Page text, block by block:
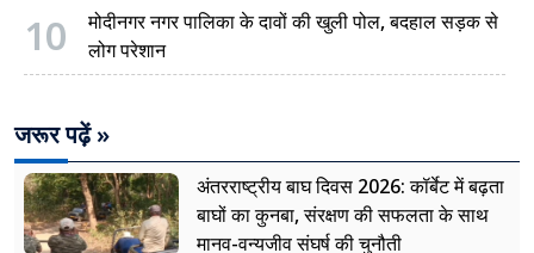
10
मोदीनगर नगर पालिका के दावों की खुली पोल, बदहाल सड़क से
लोग परेशान
जरूर पढ़ें »
अंतरराष्ट्रीय बाघ दिवस 2026: कॉर्बेट में बढ़ता
बाघों का कुनबा, संरक्षण की सफलता के साथ
मानव-वन्यजीव संघर्ष की चुनौती